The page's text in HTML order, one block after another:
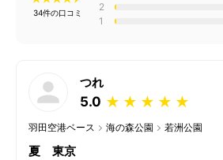
34件の口コミ
2
1
つれ
5.0 ★
★
★
★
★
羽田空港ベース 海の森公園 若洲公園
夏 東京